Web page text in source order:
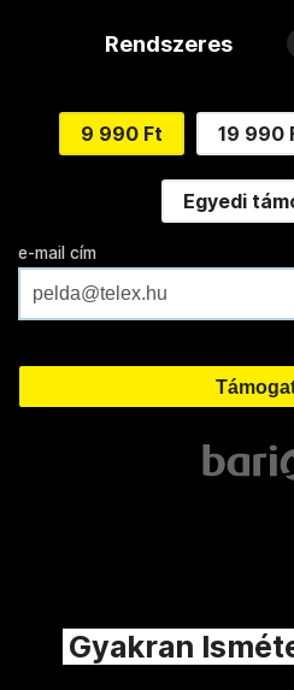
Rendszeres
9 990 Ft 19 990
Egyedi
e-mail cím
Gyakran